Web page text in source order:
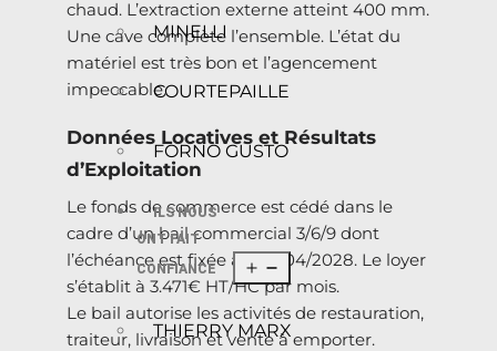
MINELLI
COURTEPAILLE
FORNO GUSTO
ILS NOUS
ONT FAIT
CONFIANCE
THIERRY MARX
chaud. L’extraction externe atteint 400 mm.
Une cave complète l’ensemble. L’état du
matériel est très bon et l’agencement
impeccable.
Données Locatives et Résultats
d’Exploitation
Le fonds de commerce est cédé dans le
cadre d’un bail commercial 3/6/9 dont
l’échéance est fixée au 04/04/2028. Le loyer
s’établit à 3.471€ HT/HC par mois.
Le bail autorise les activités de restauration,
traiteur, livraison et vente à emporter.